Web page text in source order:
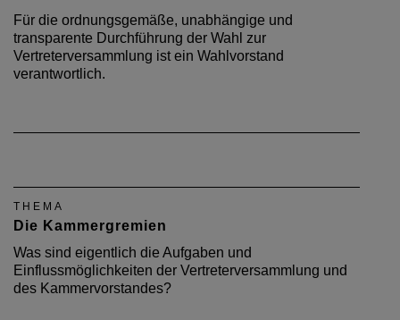
Für die ordnungsgemäße, unabhängige und
transparente Durchführung der Wahl zur
Vertreterversammlung ist ein Wahlvorstand
verantwortlich.
THEMA
Die Kammergremien
Was sind eigentlich die Aufgaben und
Einflussmöglichkeiten der Vertreterversammlung und
des Kammervorstandes?